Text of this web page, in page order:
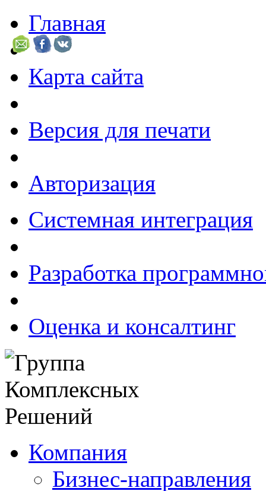
Главная
Карта сайта
Версия для печати
Авторизация
Системная интеграция
Разработка
Оценка и консалтинг
Компания
Бизнес-направления